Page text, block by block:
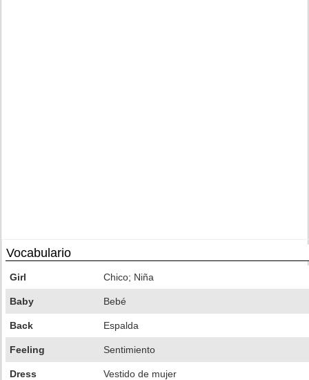
Vocabulario
Girl Chico; Niña
Baby Bebé
Back Espalda
Feeling Sentimiento
Dress Vestido de mujer